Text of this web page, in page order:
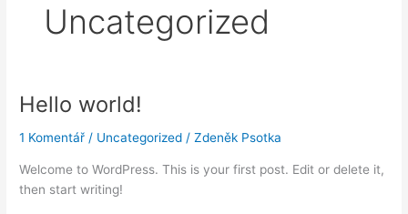
Uncategorized
Hello world!
1 Komentář / Uncategorized /Zdeněk Psotka
Welcome to WordPress. This is your first post. Edit or delete it,
then start writing!
Hello